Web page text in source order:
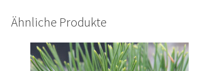
Ähnliche Produkte